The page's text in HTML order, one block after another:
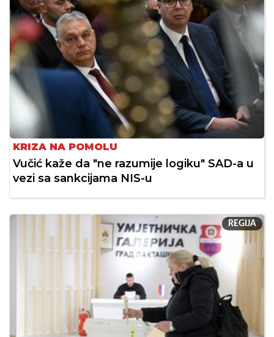
KRIZA NA POMOLU
Vučić kaže da "ne razumije logiku" SAD-a u
vezi sa sankcijama NIS-u
REGIJA